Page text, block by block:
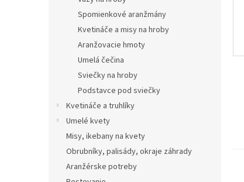
Spomienkové aranžmány
Kvetináče a misy na hroby
Aranžovacie hmoty
Umelá čečina
Sviečky na hroby
Podstavce pod sviečky
Kvetináče a truhlíky
Umelé kvety
Misy, ikebany na kvety
Obrubníky, palisády, okraje záhrady
Aranžérske potreby